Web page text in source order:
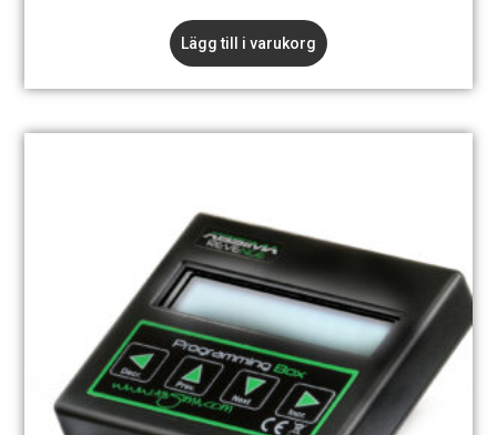
Lägg till i varukorg